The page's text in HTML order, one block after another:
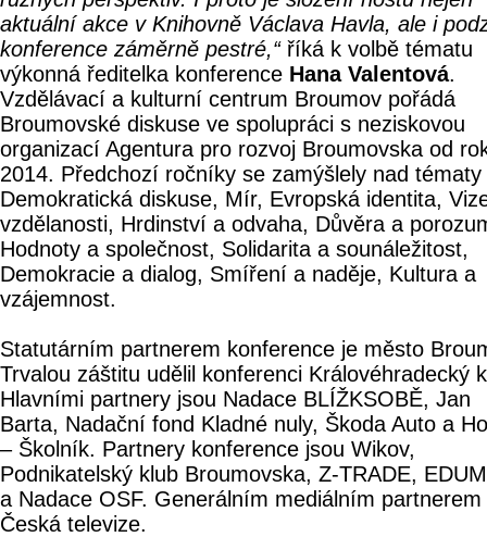
aktuální akce v Knihovně Václava Havla, ale i
konference záměrně pestré,“říká k volbě tématu
výkonná ředitelka konference Hana Valentová.
Vzdělávací a kulturní centrum Broumov pořádá
Broumovské diskuse ve spolupráci s neziskovou
organizací Agentura pro rozvoj Broumovska od
2014. Předchozí ročníky se zamýšlely nad tématy
Demokratická diskuse, Mír, Evropská identita,
vzdělanosti, Hrdinství a odvaha, Důvěra a
Hodnoty a společnost, Solidarita a sounáležitost,
Demokracie a dialog, Smíření a naděje, Kultura a
vzájemnost.
Statutárním partnerem konference je město
Trvalou záštitu udělil konferenci Královéhradecký
Hlavními partnery jsou Nadace BLÍŽKSOBĚ, Jan
Barta, Nadační fond Kladné nuly, Škoda Auto a
– Školník. Partnery konference jsou Wikov,
Podnikatelský klub Broumovska, Z-TRADE,
a Nadace OSF. Generálním mediálním partnerem
Česká televize.